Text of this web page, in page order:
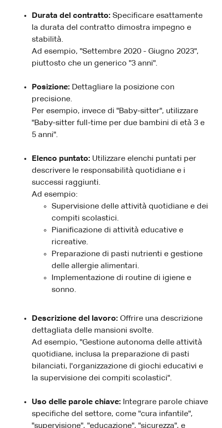
Durata del contratto: Specificare esattamente
la durata del contratto dimostra impegno e
stabilità.
Ad esempio, "Settembre 2020 - Giugno 2023",
piuttosto che un generico "3 anni".
Posizione: Dettagliare la posizione con
precisione.
Per esempio, invece di "Baby-sitter", utilizzare
"Baby-sitter full-time per due bambini di età 3 e
5 anni".
Elenco puntato: Utilizzare elenchi puntati per
descrivere le responsabilità quotidiane e i
successi raggiunti.
Ad esempio:
Supervisione delle attività quotidiane e dei
compiti scolastici.
Pianificazione di attività educative e
ricreative.
Preparazione di pasti nutrienti e gestione
delle allergie alimentari.
Implementazione di routine di igiene e
sonno.
Descrizione del lavoro: Offrire una descrizione
dettagliata delle mansioni svolte.
Ad esempio, "Gestione autonoma delle attività
quotidiane, inclusa la preparazione di pasti
bilanciati, l'organizzazione di giochi educativi e
la supervisione dei compiti scolastici".
Uso delle parole chiave: Integrare parole chiave
specifiche del settore, come "cura infantile",
"supervisione", "educazione", "sicurezza", e